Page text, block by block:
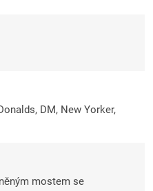
DM, New Yorker,
mostem se